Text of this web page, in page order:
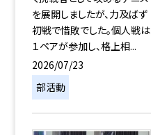
を展開しましたが、力及ばず
初戦で惜敗でした。個人戦は
１ペアが参加し、格上相...
2026/07/23
部活動